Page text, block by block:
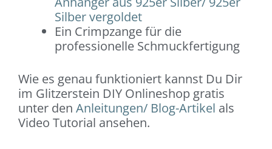
Silber vergoldet
Ein Crimpzange für die
professionelle Schmuckfertigung
Wie es genau funktioniert kannst Du Dir
im Glitzerstein DIY Onlineshop gratis
unter den Anleitungen/ Blog-Artikel als
Video Tutorial ansehen.